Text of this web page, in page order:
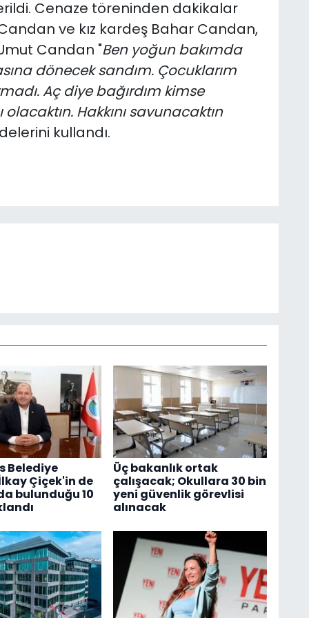
Cenaze töreninden dakikalar
ve kız kardeş Bahar Candan,
Candan "Ben yoğun bakımda
dönecek sandım. Çocuklarım
Aç diye bağırdım kimse
Hakkını savunacaktın
kullandı.
Belediye
Çiçek'in de
bulunduğu 10
Üç bakanlık ortak
çalışacak; Okullara 30 bin
yeni güvenlik görevlisi
alınacak